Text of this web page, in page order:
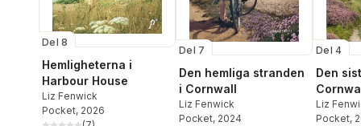
Del 8
Hemligheterna i
Harbour House
Liz Fenwick
Pocket, 2026
Del 7
Den hemliga stranden
i Cornwall
Liz Fenwick
Pocket, 2024
Del 4
Den
Liz
Pocket,